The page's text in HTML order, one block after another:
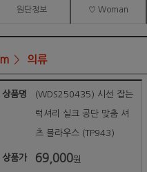
원단정보 ♡ Woman
의류
상품명 (WDS250435) 시선 잡는
럭셔리 실크 공단 맞춤 셔
츠 블라우스 (TP943)
상품가 69,000원